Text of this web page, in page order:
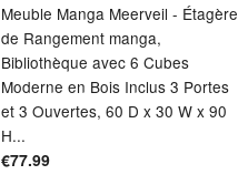
Meuble Manga Meerveil - Étagère
de Rangement manga,
Bibliothèque avec 6 Cubes
Moderne en Bois Inclus 3 Portes
et 3 Ouvertes, 60 D x 30 W x 90
H...
€77.99